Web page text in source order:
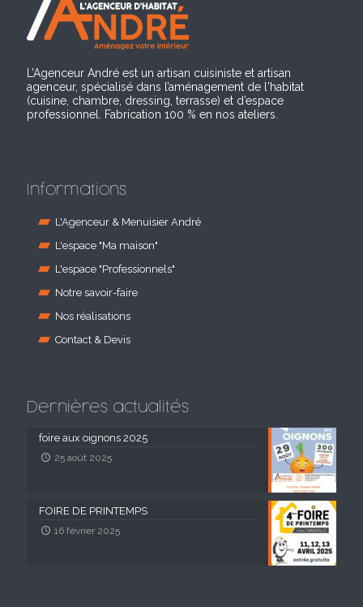
L’Agenceur André est un artisan cuisiniste et artisan
agenceur, spécialisé dans l’aménagement de l'habitat
(cuisine, chambre, dressing, terrasse) et d’espace
professionnel. Fabrication 100 % en nos ateliers.
Informations
L'Agenceur & Menuisier André
L'espace "Ma maison"
L'espace "Professionnels"
Notre savoir-faire
Nos réalisations
Contact & Devis
Dernières actualités
foire aux oignons 2025
25 août 2025
FOIRE DE PRINTEMPS
16 février 2025